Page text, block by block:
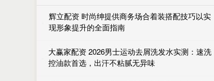
辉立配资 时尚绅提供商务场合着装搭配技巧以实
现形象提升的全面指南
大赢家配资 2026男士运动去屑洗发水实测：速洗
控油款首选，出汗不粘腻无异味